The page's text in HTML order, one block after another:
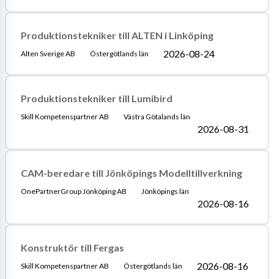
Produktionstekniker till ALTEN i Linköping
Alten Sverige AB Östergötlands län 2026-08-24
Produktionstekniker till Lumibird
Skill Kompetenspartner AB Västra Götalands län
2026-08-31
CAM-beredare till Jönköpings Modelltillverkning
OnePartnerGroup Jönköping AB Jönköpings län
2026-08-16
Konstruktör till Fergas
Skill Kompetenspartner AB Östergötlands län 2026-08-16